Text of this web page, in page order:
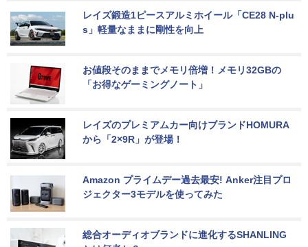
レイズ鍛造1ピースアルミホイール「CE28 N-plu
s」軽量なままに剛性を向上
お値段そのままでメモリ倍増！メモリ32GBの
「お得なゲーミングノート」
レイズのプレミアムカー向けブランドHOMURA
から「2×9R」が登場！
Amazon プライムデー過去最安! Anker注目プロ
ジェクター3モデルを使ってみた
総合オーディオブランドに進化するSHANLING